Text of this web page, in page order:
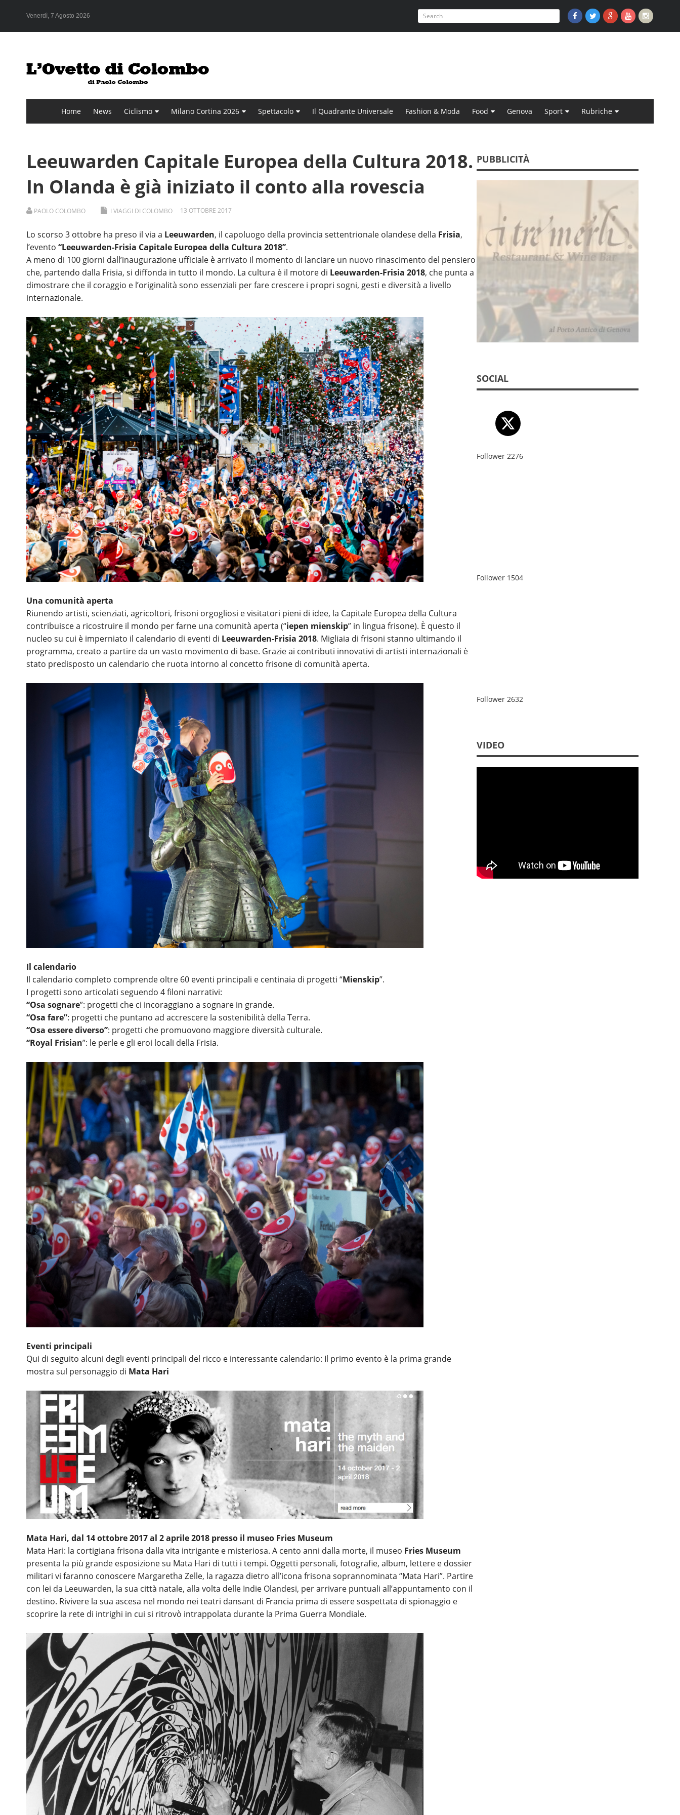
Venerdì, 7 Agosto 2026
Home News Ciclismo Milano Cortina 2026 Spettacolo Il Quadrante Universale Fashion & Moda Food Genova Sport Rubriche
Leeuwarden Capitale Europea della Cultura 2018.
In Olanda è già iniziato il conto alla rovescia
PAOLO COLOMBO I VIAGGI DI COLOMBO 13 OTTOBRE 2017
Lo scorso 3 ottobre ha preso il via a Leeuwarden, il capoluogo della provincia settentrionale olandese della Frisia,
l’evento “Leeuwarden-Frisia Capitale Europea della Cultura 2018”.
A meno di 100 giorni dall’inaugurazione ufficiale è arrivato il momento di lanciare un nuovo rinascimento del pensiero
che, partendo dalla Frisia, si diffonda in tutto il mondo. La cultura è il motore di Leeuwarden-Frisia 2018, che punta a
dimostrare che il coraggio e l’originalità sono essenziali per fare crescere i propri sogni, gesti e diversità a livello
internazionale.
Una comunità aperta
Riunendo artisti, scienziati, agricoltori, frisoni orgogliosi e visitatori pieni di idee, la Capitale Europea della Cultura
contribuisce a ricostruire il mondo per farne una comunità aperta (“iepen mienskip” in lingua frisone). È questo il
nucleo su cui è imperniato il calendario di eventi di Leeuwarden-Frisia 2018. Migliaia di frisoni stanno ultimando il
programma, creato a partire da un vasto movimento di base. Grazie ai contributi innovativi di artisti internazionali è
stato predisposto un calendario che ruota intorno al concetto frisone di comunità aperta.
Il calendario
Il calendario completo comprende oltre 60 eventi principali e centinaia di progetti “Mienskip”.
I progetti sono articolati seguendo 4 filoni narrativi:
“Osa sognare”: progetti che ci incoraggiano a sognare in grande.
“Osa fare”: progetti che puntano ad accrescere la sostenibilità della Terra.
“Osa essere diverso”: progetti che promuovono maggiore diversità culturale.
“Royal Frisian”: le perle e gli eroi locali della Frisia.
Eventi principali
Qui di seguito alcuni degli eventi principali del ricco e interessante calendario: Il primo evento è la prima grande
mostra sul personaggio di Mata Hari
Mata Hari, dal 14 ottobre 2017 al 2 aprile 2018 presso il museo Fries Museum
Mata Hari: la cortigiana frisona dalla vita intrigante e misteriosa. A cento anni dalla morte, il museo Fries Museum
presenta la più grande esposizione su Mata Hari di tutti i tempi. Oggetti personali, fotografie, album, lettere e dossier
militari vi faranno conoscere Margaretha Zelle, la ragazza dietro all’icona frisona soprannominata “Mata Hari”. Partire
con lei da Leeuwarden, la sua città natale, alla volta delle Indie Olandesi, per arrivare puntuali all’appuntamento con il
destino. Rivivere la sua ascesa nel mondo nei teatri dansant di Francia prima di essere sospettata di spionaggio e
scoprire la rete di intrighi in cui si ritrovò intrappolata durante la Prima Guerra Mondiale.
PUBBLICITÀ
SOCIAL
Follower 2276
Follower 1504
Follower 2632
VIDEO